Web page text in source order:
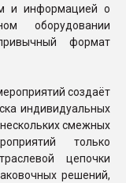
и информацией о
оборудовании
формат
создаёт
индивидуальных
смежных
только
цепочки
решений,